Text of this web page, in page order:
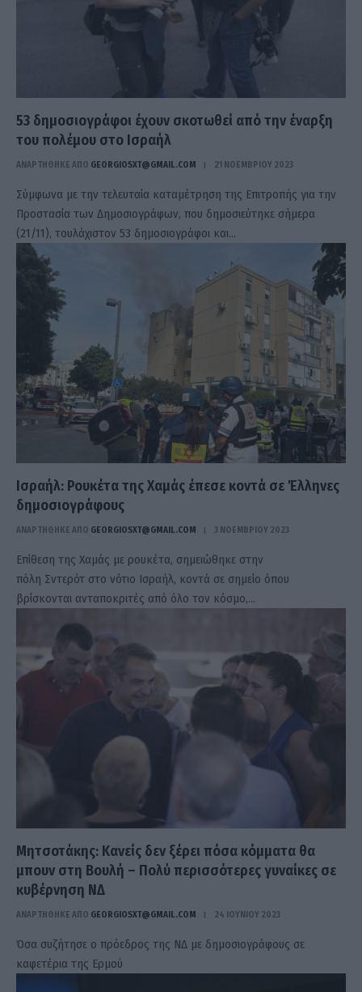
53 δημοσιογράφοι έχουν σκοτωθεί από την έναρξη
του πολέμου στο Ισραήλ
ΑΝΑΡΤΗΘΗΚΕ ΑΠΟ GEORGIOSXT@GMAIL.COM 21 ΝΟΕΜΒΡΊΟΥ 2023
Σύμφωνα με την τελευταία καταμέτρηση της Επιτροπής για την
Προστασία των Δημοσιογράφων, που δημοσιεύτηκε σήμερα
(21/11), τουλάχιστον 53 δημοσιογράφοι και…
Ισραήλ: Ρουκέτα της Χαμάς έπεσε κοντά σε Έλληνες
δημοσιογράφους
ΑΝΑΡΤΗΘΗΚΕ ΑΠΟ GEORGIOSXT@GMAIL.COM 3 ΝΟΕΜΒΡΊΟΥ 2023
Επίθεση της Χαμάς με ρουκέτα, σημειώθηκε στην
πόλη Σντερότ στο νότιο Ισραήλ, κοντά σε σημείο όπου
βρίσκονται ανταποκριτές από όλο τον κόσμο,…
Μητσοτάκης: Κανείς δεν ξέρει πόσα κόμματα θα
μπουν στη Βουλή – Πολύ περισσότερες γυναίκες σε
κυβέρνηση ΝΔ
ΑΝΑΡΤΗΘΗΚΕ ΑΠΟ GEORGIOSXT@GMAIL.COM 24 ΙΟΥΝΊΟΥ 2023
Όσα συζήτησε ο πρόεδρος της ΝΔ με δημοσιογράφους σε
καφετέρια της Ερμού